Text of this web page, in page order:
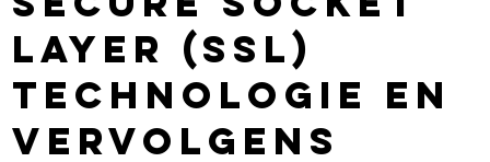
Layer (SSL)
technologie en
vervolgens